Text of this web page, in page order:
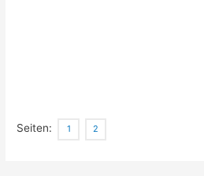
Seiten: 1 2